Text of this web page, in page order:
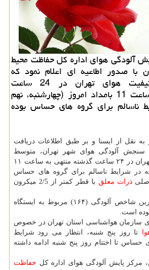
آلودگی هوای اداره كل حفاظت محیط
با صدور اطاعیه ای اعلام نمود كه
متوسط شاخص كیفیت هوای تهران در 24 ساعت
گذشته منتهی به ساعت 11 بامداد امروز (چهارشنبه، نهم
ناسالم برای گروه های حساس بوده
نقل از ایسنا و بر طبق اطلاعات دریافت
سنجش آلودگی هوای شهر تهران، متوسط
شاخص كیفیت هوای تهران در ۲۴ ساعت گذشته منتهی به ساعت ۱۱
در شرایط ناسالم برای گروه های حساس
ذرات معلق
با قطر كمتر از 2/5 میكرون
(۱۶۴) مربوط به ایستگاه
سازمان هواشناسی استان تهران در خصوص
تا روز پنج شنبه، انتظار می رود شرایط
حساس تا اختتام روز پنج شنبه ادامه داشته
مركز پایش آلودگی هوای اداره كل حفاظت